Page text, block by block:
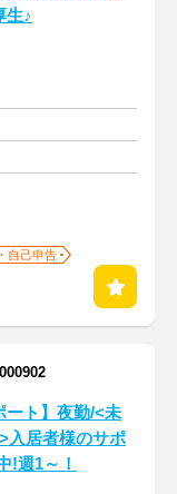
生♪
自己申告
ート】夜勤/<未
入居者様のサポ
!週1～！